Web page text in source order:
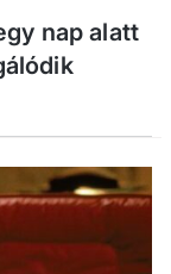
nap alatt